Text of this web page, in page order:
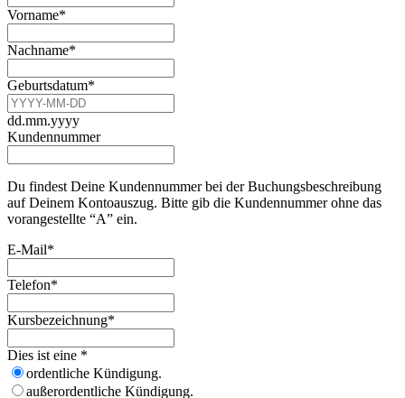
Vorname*
Nachname*
Geburtsdatum*
dd.mm.yyyy
Kundennummer
Du findest Deine Kundennummer bei der Buchungsbeschreibung
auf Deinem Kontoauszug. Bitte gib die Kundennummer ohne das
vorangestellte “A” ein.
E-Mail*
Telefon*
Kursbezeichnung*
Dies ist eine *
ordentliche Kündigung.
außerordentliche Kündigung.